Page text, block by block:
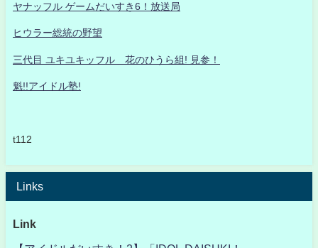
ヤナッフル ゲームだいすき6！放送局
ヒウラー総統の野望
三代目 ユキユキッフル 花のひうら組! 見参！
魁!!アイドル塾!
t112
Links
Link